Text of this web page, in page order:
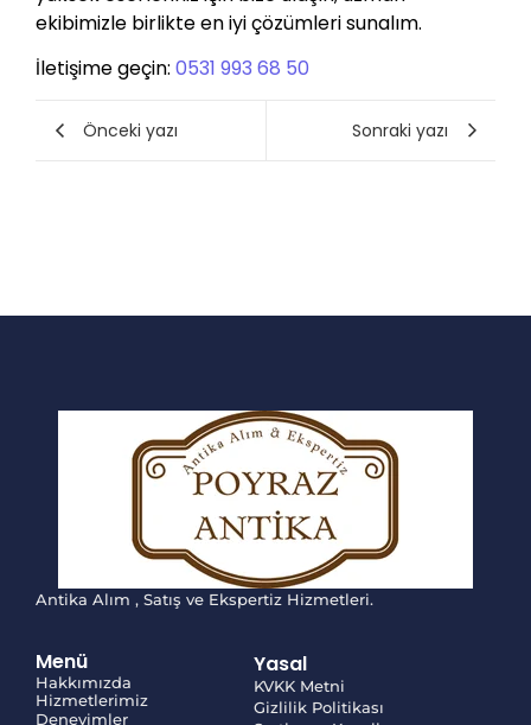
ekibimizle birlikte en iyi çözümleri sunalım.
İletişime geçin: 0531 993 68 50
Önceki yazı Sonraki yazı
Antika Alım , Satış ve Ekspertiz Hizmetleri.
Menü
Hakkımızda
Hizmetlerimiz
Deneyimler
Yasal
KVKK Metni
Gizlilik Politikası